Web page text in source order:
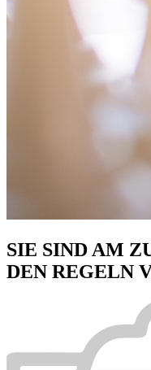
SIE SIND AM
DEN REGELN